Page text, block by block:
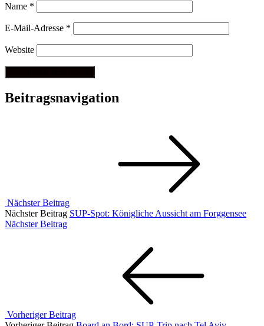
Name *
E-Mail-Adresse *
Website
Beitragsnavigation
Nächster Beitrag
Nächster Beitrag SUP-Spot: Königliche Aussicht am Forggensee
Nächster Beitrag
Vorheriger Beitrag